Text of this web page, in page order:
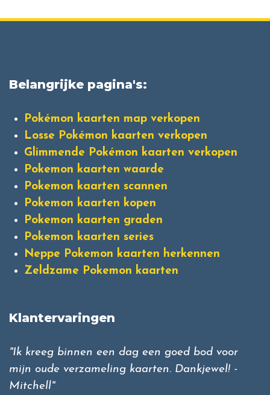
Belangrijke pagina's:
Pokémon kaarten map verkopen
Losse Pokémon kaarten verkopen
Glimmende Pokémon kaarten verkopen
Pokemon kaarten waarde
Pokemon kaarten scannen
Pokemon kaarten kopen
Pokemon kaarten graden
Pokemon kaarten series
Neppe Pokemon kaarten herkennen
Zeldzame Pokemon kaarten
Klantervaringen
"Ik kreeg binnen een dag een goed bod voor
mijn oude verzameling kaarten. Dankjewel! -
Mitchell"